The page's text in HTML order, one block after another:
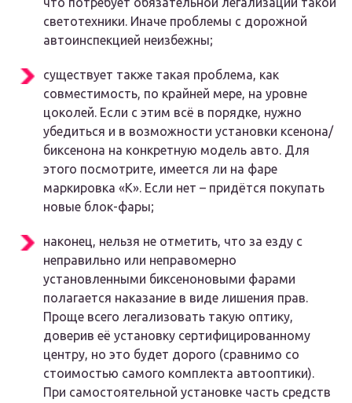
светотехники. Иначе проблемы с дорожной
автоинспекцией неизбежны;
существует также такая проблема, как
совместимость, по крайней мере, на уровне
цоколей. Если с этим всё в порядке, нужно
убедиться и в возможности установки ксенона/
биксенона на конкретную модель авто. Для
этого посмотрите, имеется ли на фаре
маркировка «К». Если нет – придётся покупать
новые блок-фары;
наконец, нельзя не отметить, что за езду с
неправильно или неправомерно
установленными биксеноновыми фарами
полагается наказание в виде лишения прав.
Проще всего легализовать такую оптику,
доверив её установку сертифицированному
центру, но это будет дорого (сравнимо со
стоимостью самого комплекта автооптики).
При самостоятельной установке часть средств